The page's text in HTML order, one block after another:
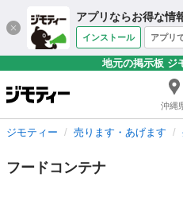
アプリならお得な情
インストール アプリ
地元の掲示板 ジ
沖縄
ジモティー 売ります・あげます
フードコンテナ